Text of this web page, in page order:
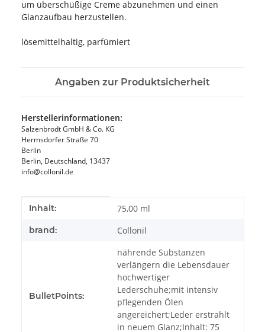
um überschüßige Creme abzunehmen und einen
Glanzaufbau herzustellen.
lösemittelhaltig, parfümiert
Angaben zur Produktsicherheit
Herstellerinformationen:
Salzenbrodt GmbH & Co. KG
Hermsdorfer Straße 70
Berlin
Berlin, Deutschland, 13437
info@collonil.de
Produkteigenschaft
Wert
Inhalt: 75,00 ml
brand: Collonil
BulletPoints:
nährende Substanzen
verlängern die Lebensdauer
hochwertiger
Lederschuhe;mit intensiv
pflegenden Ölen
angereichert;Leder erstrahlt
in neuem Glanz;Inhalt: 75